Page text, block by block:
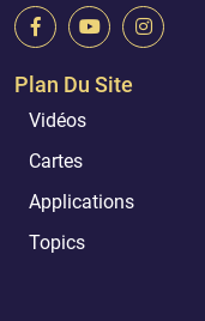
Plan Du Site
Vidéos
Cartes
Applications
Topics